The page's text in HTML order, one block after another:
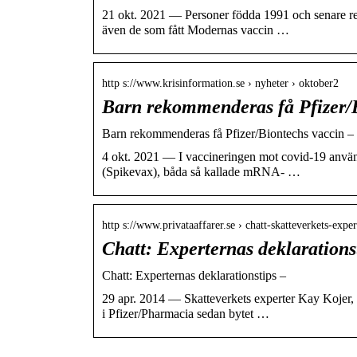
21 okt. 2021 — Personer födda 1991 och senare
även de som fått Modernas vaccin …
http s://www.krisinformation.se › nyheter › oktober2
Barn rekommenderas få
Barn rekommenderas få Pfizer/Biontechs vaccin
4 okt. 2021 — I vaccineringen mot covid-19
(Spikevax), båda så kallade mRNA- …
http s://www.privataaffarer.se › chatt-skatteverkets-
Chatt: Experternas
Chatt: Experternas deklarationstips –
29 apr. 2014 — Skatteverkets experter Kay
i Pfizer/Pharmacia sedan bytet …